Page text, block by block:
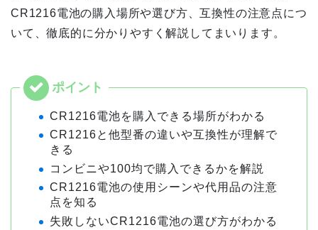
CR1216電池の購入場所や選び方、互換性の注意点につ
いて、徹底的に分かりやすく解説してまいります。
CR1216電池を購入できる場所がわかる
CR1216と他型番の違いや互換性が理解で
きる
コンビニや100均で購入できるかを解説
CR1216電池の使用シーンや代用品の注意
点を知る
失敗しないCR1216電池の選び方がわかる